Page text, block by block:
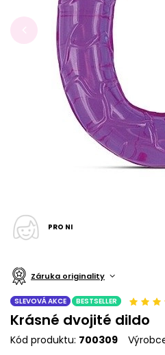
PRO NI
Záruka originality
SLEVOVÁ AKCE BESTSELLER
Krásné dvojité dildo
Kód produktu 700309